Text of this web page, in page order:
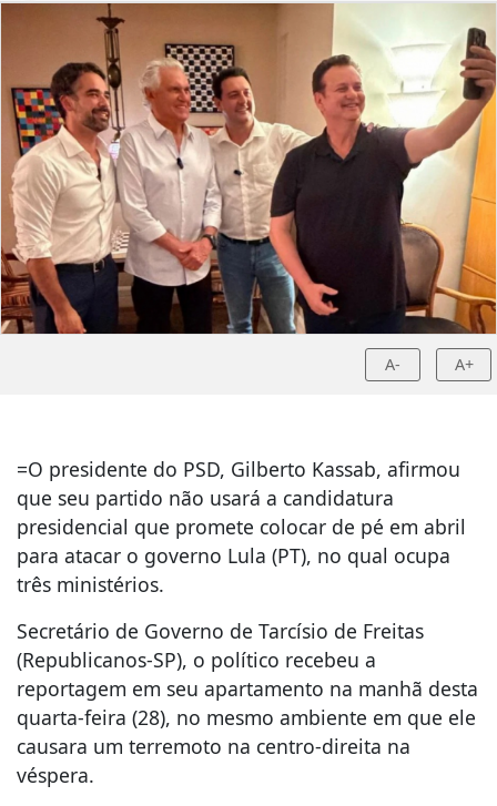
A- A+
=O presidente do PSD, Gilberto Kassab, afirmou
que seu partido não usará a candidatura
presidencial que promete colocar de pé em abril
para atacar o governo Lula (PT), no qual ocupa
três ministérios.
Secretário de Governo de Tarcísio de Freitas
(Republicanos-SP), o político recebeu a
reportagem em seu apartamento na manhã desta
quarta-feira (28), no mesmo ambiente em que ele
causara um terremoto na centro-direita na
véspera.